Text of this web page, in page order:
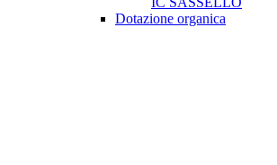
Dotazione organica